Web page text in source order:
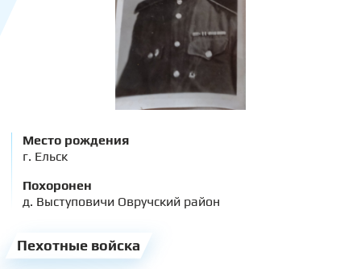
Место рождения
г. Ельск
Похоронен
д. Выступовичи Овручский район
Пехотные войска